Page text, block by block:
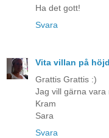
Ha det gott!
Svara
Vita villan på
Grattis Grattis :)
Jag vill gärna vara
Kram
Sara
Svara